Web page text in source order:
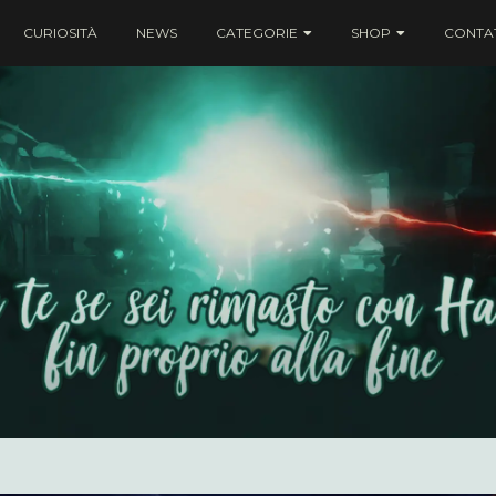
CURIOSITÀ NEWS CATEGORIE SHOP
rimasto con Harry